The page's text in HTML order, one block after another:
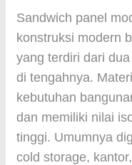
Sandwich panel
konstruksi modern
yang terdiri dari
di tengahnya.
kebutuhan
dan memiliki nilai
tinggi. Umumnya
cold storage,